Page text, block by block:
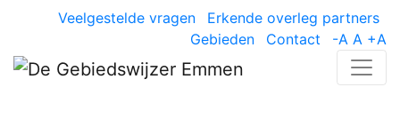
Veelgestelde vragen
Erkende overleg partners
Gebieden
Contact -A A +A